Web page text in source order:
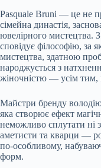
Pasquale Bruni — це не
сімейна династія,
ювелірного мистецтва.
сповідує філософію, за
мистецтва, здатною
народжується з
жіночністю — усім
Майстри бренду
яка створює ефект
неможливо сплутати ні
аметисти та кварци —
по-особливому,
форм.